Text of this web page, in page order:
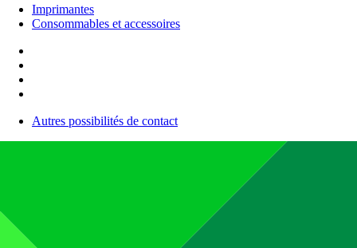
Imprimantes
Consommables et accessoires
Autres possibilités de contact